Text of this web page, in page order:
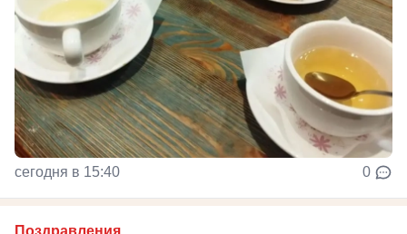
сегодня в 15:40 0